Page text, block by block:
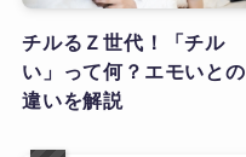
チルるＺ世代！「チル
い」って何？エモいとの
違いを解説